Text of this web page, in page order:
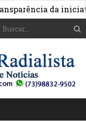
da iniciativa